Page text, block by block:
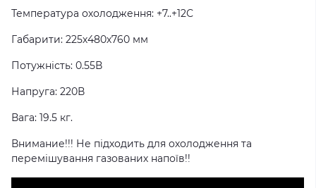
Температура охолодження: +7..+12С
Габарити: 225х480х760 мм
Потужність: 0.55В
Напруга: 220В
Вага: 19.5 кг.
Внимание!!! Не підходить для охолодження та
перемішування газованих напоїв!!